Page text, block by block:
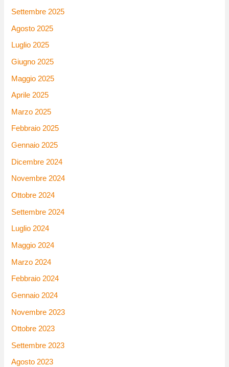
Settembre 2025
Agosto 2025
Luglio 2025
Giugno 2025
Maggio 2025
Aprile 2025
Marzo 2025
Febbraio 2025
Gennaio 2025
Dicembre 2024
Novembre 2024
Ottobre 2024
Settembre 2024
Luglio 2024
Maggio 2024
Marzo 2024
Febbraio 2024
Gennaio 2024
Novembre 2023
Ottobre 2023
Settembre 2023
Agosto 2023